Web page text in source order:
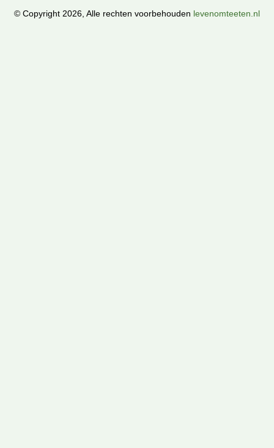
© Copyright 2026, Alle rechten voorbehouden levenomteeten.nl